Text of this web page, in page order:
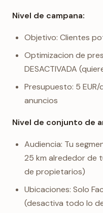
Nivel de campana:
Objetivo: Clientes
Optimizacion de
DESACTIVADA
Presupuesto: 5
anuncios
Nivel de conjunto de
Audiencia: Tu
25 km alrededor de
de propietarios)
Ubicaciones: Solo
(desactiva todo lo